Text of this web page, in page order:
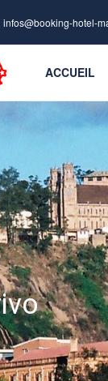
infos@booking-hotel-
ACCUEIL